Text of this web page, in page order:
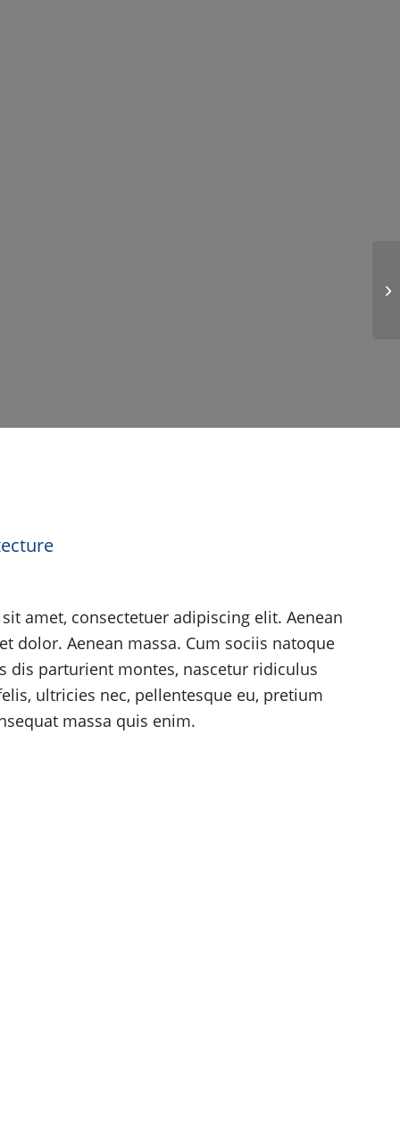
amet, consectetuer adipiscing elit. Aenean
dolor. Aenean massa. Cum sociis natoque
dis parturient montes, nascetur ridiculus
ultricies nec, pellentesque eu, pretium
massa quis enim.